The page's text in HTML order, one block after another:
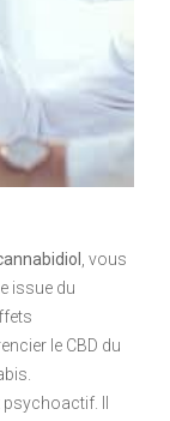
, vous
issue du
le CBD du
Il